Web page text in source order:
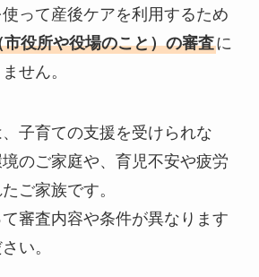
って産後ケアを利用するため
役所や役場のこと）の審査に
せん。
子育ての支援を受けられな
のご家庭や、育児不安や疲労
ご家族です。
審査内容や条件が異なります
い。